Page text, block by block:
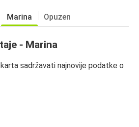
Marina Opuzen
- Marina
sadržavati najnovije podatke o